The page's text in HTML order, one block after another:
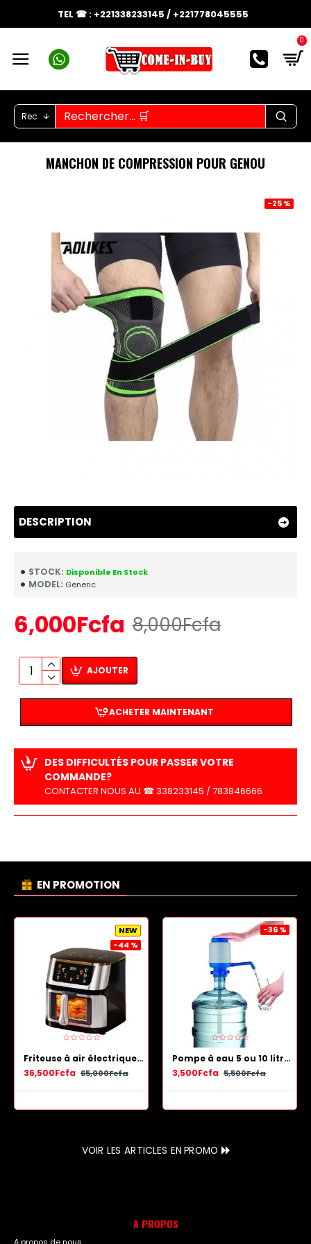
TEL ☎ : +221338233145 / +221778045555
0
Rec
MANCHON DE COMPRESSION POUR GENOU
-25 %
DESCRIPTION
STOCK: Disponible En Stock
MODEL: Generic
6,000Fcfa 8,000Fcfa
AJOUTER
ACHETER MAINTENANT
DES DIFFICULTÉS POUR PASSER VOTRE
COMMANDE?
CONTACTER NOUS AU ☎ 338233145 / 783846666
EN PROMOTION
NEW
-44 %
Friteuse à air électrique en acier inoxydable avec panier antiadhésif 13.5 L
36,500Fcfa 65,000Fcfa
-36 %
Pompe à eau 5 ou 10 litres - Bleu Blanc
3,500Fcfa 5,500Fcfa
VOIR LES ARTICLES EN PROMO
A PROPOS